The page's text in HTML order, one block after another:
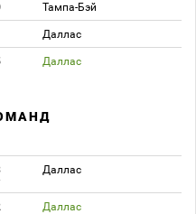
Тампа-Бэй
Даллас
Даллас
Даллас
Даллас